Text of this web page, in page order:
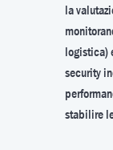
la
logistica)
security
stabilire